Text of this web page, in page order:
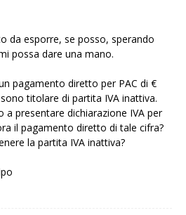
da esporre, se posso, sperando
possa dare una mano.
pagamento diretto per PAC di €
titolare di partita IVA inattiva.
a presentare dichiarazione IVA per
il pagamento diretto di tale cifra?
la partita IVA inattiva?